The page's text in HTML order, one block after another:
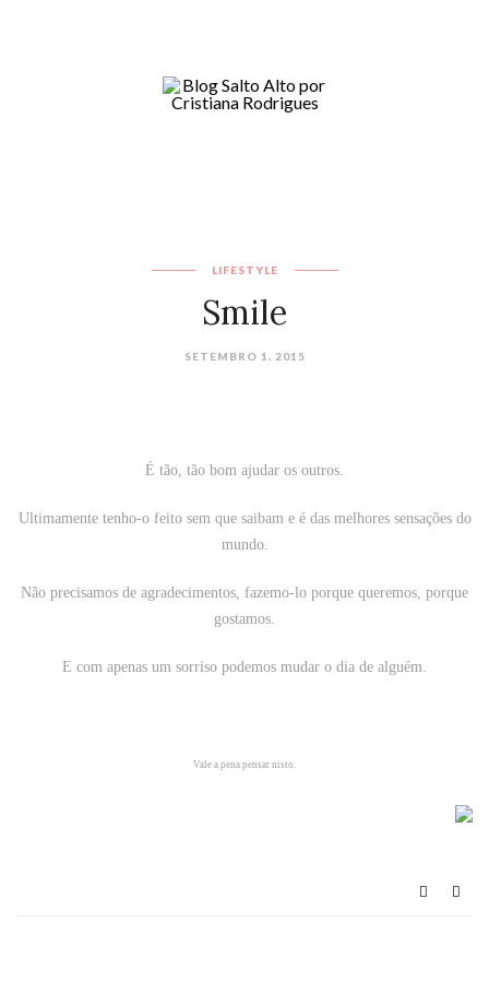
LIFESTYLE
Smile
SETEMBRO 1, 2015
É tão, tão bom ajudar os outros.
Ultimamente tenho-o feito sem que saibam e é das melhores sensações do
mundo.
Não precisamos de agradecimentos, fazemo-lo porque queremos, porque
gostamos.
E com apenas um sorriso podemos mudar o dia de alguém.
Vale a pena pensar nisto.